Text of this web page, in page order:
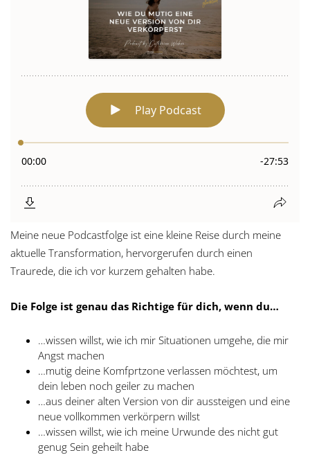
Meine neue Podcastfolge ist eine kleine Reise durch meine
aktuelle Transformation, hervorgerufen durch einen
Traurede, die ich vor kurzem gehalten habe.
Die Folge ist genau das Richtige für dich, wenn du…
…wissen willst, wie ich mir Situationen umgehe, die mir
Angst machen
…mutig deine Komfprtzone verlassen möchtest, um
dein leben noch geiler zu machen
…aus deiner alten Version von dir aussteigen und eine
neue vollkommen verkörpern willst
…wissen willst, wie ich meine Urwunde des nicht gut
genug Sein geheilt habe